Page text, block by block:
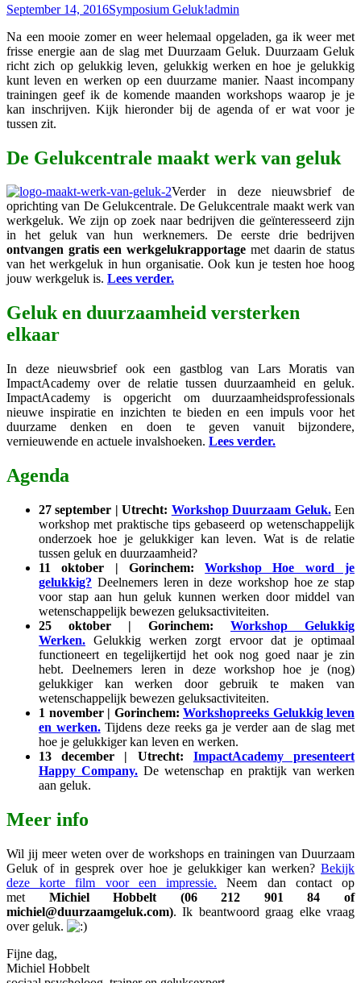
September 14, 2016Symposium Geluk!admin
Na een mooie zomer en weer helemaal opgeladen, ga ik weer met
frisse energie aan de slag met Duurzaam Geluk. Duurzaam Geluk
richt zich op gelukkig leven, gelukkig werken en hoe je gelukkig
kunt leven en werken op een duurzame manier. Naast incompany
trainingen geef ik de komende maanden workshops waarop je je
kan inschrijven. Kijk hieronder bij de agenda of er wat voor je
tussen zit.
De Gelukcentrale maakt werk van geluk
Verder in deze nieuwsbrief de
oprichting van De Gelukcentrale. De Gelukcentrale maakt werk van
werkgeluk. We zijn op zoek naar bedrijven die geïnteresseerd zijn
in het geluk van hun werknemers. De eerste drie bedrijven
ontvangen gratis een werkgelukrapportage met daarin de status
van het werkgeluk in hun organisatie. Ook kun je testen hoe hoog
jouw werkgeluk is. Lees verder.
Geluk en duurzaamheid versterken
elkaar
In deze nieuwsbrief ook een gastblog van Lars Moratis van
ImpactAcademy over de relatie tussen duurzaamheid en geluk.
ImpactAcademy is opgericht om duurzaamheidsprofessionals
nieuwe inspiratie en inzichten te bieden en een impuls voor het
duurzame denken en doen te geven vanuit bijzondere,
vernieuwende en actuele invalshoeken. Lees verder.
Agenda
27 september | Utrecht: Workshop Duurzaam Geluk.Een
workshop met praktische tips gebaseerd op wetenschappelijk
onderzoek hoe je gelukkiger kan leven. Wat is de relatie
tussen geluk en duurzaamheid?
11 oktober | Gorinchem:Workshop Hoe word je
gelukkig? Deelnemers leren in deze workshop hoe ze stap
voor stap aan hun geluk kunnen werken door middel van
wetenschappelijk bewezen geluksactiviteiten.
25 oktober | Gorinchem: Workshop Gelukkig
Werken. Gelukkig werken zorgt ervoor dat je optimaal
functioneert en tegelijkertijd het ook nog goed naar je zin
hebt. Deelnemers leren in deze workshop hoe je (nog)
gelukkiger kan werken door gebruik te maken van
wetenschappelijk bewezen geluksactiviteiten.
1 november | Gorinchem: Workshopreeks Gelukkig leven
en werken.Tijdens deze reeks ga je verder aan de slag met
hoe je gelukkiger kan leven en werken.
13 december | Utrecht: ImpactAcademy presenteert
Happy Company. De wetenschap en praktijk van werken
aan geluk.
Meer info
Wil jij meer weten over de workshops en trainingen van Duurzaam
Geluk of in gesprek over hoe je gelukkiger kan werken? Bekijk
deze korte film voor een impressie. Neem dan contact op
met Michiel Hobbelt (06 212 901 84 of
michiel@duurzaamgeluk.com). Ik beantwoord graag elke vraag
over geluk.
Fijne dag,
Michiel Hobbelt